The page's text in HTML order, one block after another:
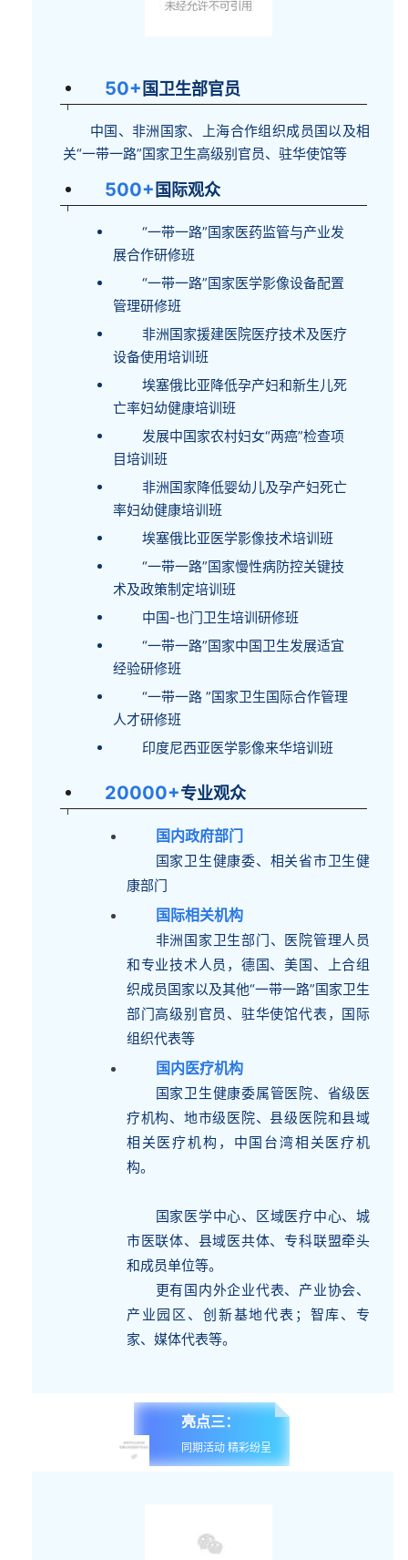
50+ 国卫生部官员
中国、非洲国家、上海合作组织成员国以及相
关“一带一路”国家卫生高级别官员、驻华使馆等
500+ 国际观众
“一带一路”国家医药监管与产业发
展合作研修班
“一带一路”国家医学影像设备配置
管理研修班
非洲国家援建医院医疗技术及医疗
设备使用培训班
埃塞俄比亚降低孕产妇和新生儿死
亡率妇幼健康培训班
发展中国家农村妇女“两癌”检查项
目培训班
非洲国家降低婴幼儿及孕产妇死亡
率妇幼健康培训班
埃塞俄比亚医学影像技术培训班
“一带一路”国家慢性病防控关键技
术及政策制定培训班
中国-也门卫生培训研修班
“一带一路”国家中国卫生发展适宜
经验研修班
“一带一路 ”国家卫生国际合作管理
人才研修班
印度尼西亚医学影像来华培训班
20000+专业观众
国内政府部门
国家卫生健康委、相关省市卫生健
康部门
国际相关机构
非洲国家卫生部门、医院管理人员
和专业技术人员，德国、美国、上合组
织成员国家以及其他“一带一路”国家卫生
部门高级别官员、驻华使馆代表，国际
组织代表等
国内医疗机构
国家卫生健康委属管医院、省级医
疗机构、地市级医院、县级医院和县域
相关医疗机构，中国台湾相关医疗机
构。
国家医学中心、区域医疗中心、城
市医联体、县域医共体、专科联盟牵头
和成员单位等。
更有国内外企业代表、产业协会、
产业园区、创新基地代表；智库、专
家、媒体代表等。
亮点三：
同期活动 精彩纷呈